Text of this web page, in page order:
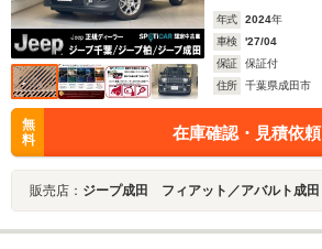
年式 2024年
車検
'27/04
保証
保証付
住所
千葉県成田市
無
料
在庫確認・見積依頼
販売店： ジープ成田 フィアット／アバルト成田